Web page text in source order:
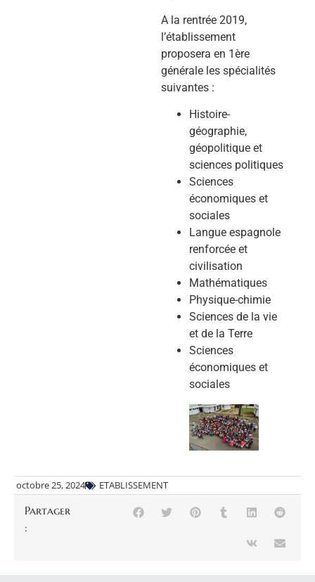
A la rentrée 2019,
l’établissement
proposera en 1ère
générale les spécialités
suivantes :
Histoire-
géographie,
géopolitique et
sciences politiques
Sciences
économiques et
sociales
Langue espagnole
renforcée et
civilisation
Mathématiques
Physique-chimie
Sciences de la vie
et de la Terre
Sciences
économiques et
sociales
octobre 25, 2024 ETABLISSEMENT
Partager
: